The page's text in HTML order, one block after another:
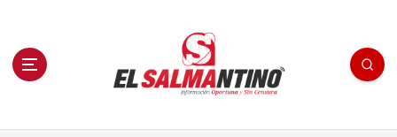
n El Salmantino - medios/noticias/editorial